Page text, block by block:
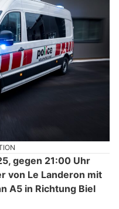
gegen 21:00 Uhr
von Le Landeron mit
A5 in Richtung Biel